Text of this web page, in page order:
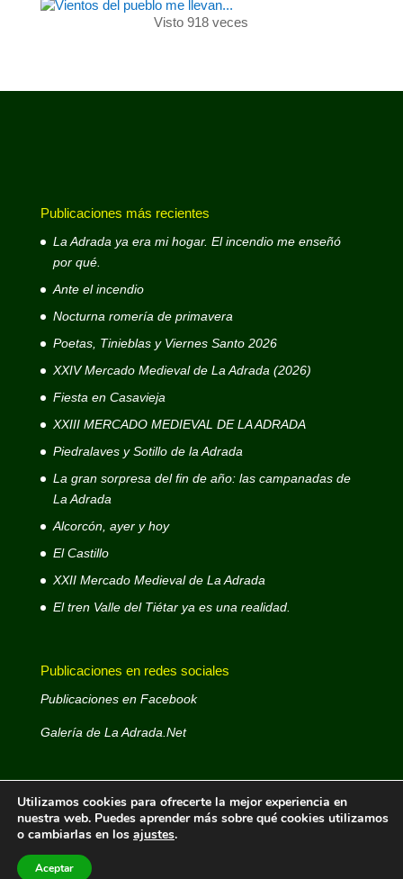
Visto 918 veces
Publicaciones más recientes
La Adrada ya era mi hogar. El incendio me enseñó
por qué.
Ante el incendio
Nocturna romería de primavera
Poetas, Tinieblas y Viernes Santo 2026
XXIV Mercado Medieval de La Adrada (2026)
Fiesta en Casavieja
XXIII MERCADO MEDIEVAL DE LA ADRADA
Piedralaves y Sotillo de la Adrada
La gran sorpresa del fin de año: las campanadas de
La Adrada
Alcorcón, ayer y hoy
El Castillo
XXII Mercado Medieval de La Adrada
El tren Valle del Tiétar ya es una realidad.
Publicaciones en redes sociales
Publicaciones en Facebook
Galería de La Adrada.Net
La Adrada.Net © 1999 - 2026- Web decana de La
Adrada - Autor: José Antonio D. Rodríguez Rodríguez -
Utilizamos cookies para ofrecerte la mejor experiencia en
nuestra web. Puedes aprender más sobre qué cookies utilizamos
o cambiarlas en los ajustes.
Aceptar